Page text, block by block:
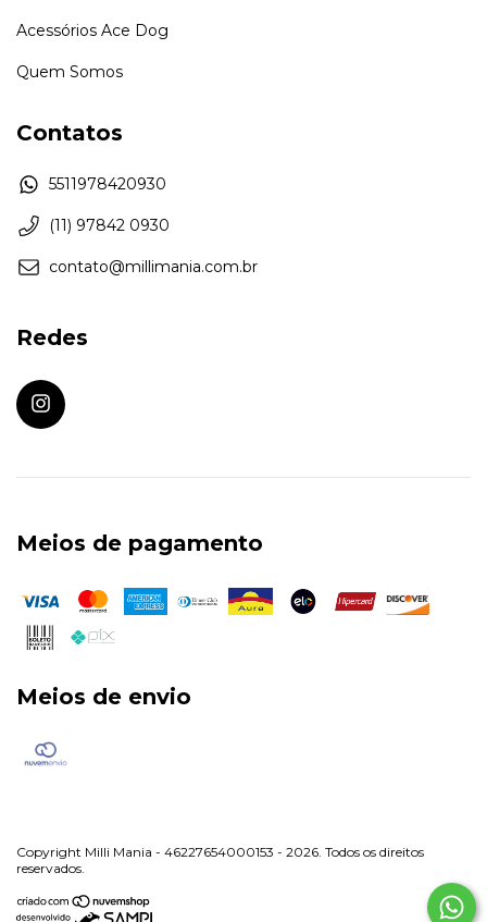
Acessórios Ace Dog
Quem Somos
Contatos
5511978420930
(11) 97842 0930
contato@millimania.com.br
Redes
Meios de pagamento
Meios de envio
Copyright Milli Mania - 46227654000153 - 2026. Todos os direitos
reservados.